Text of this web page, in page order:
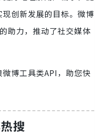
创新发展的目标。微博
助力，推动了社交媒体
博工具类API，助您快
搜